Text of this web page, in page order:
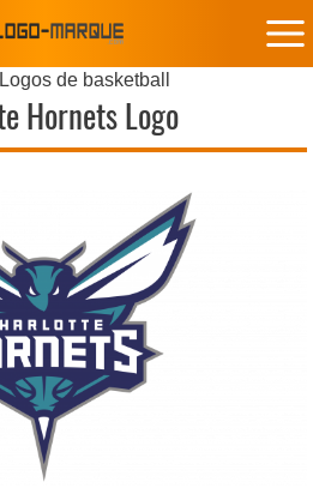
Logos de basketball
Hornets Logo